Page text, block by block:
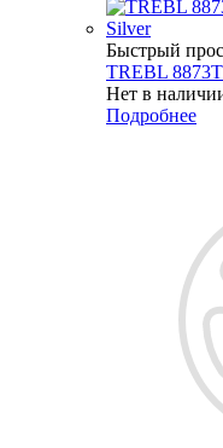
Быстрый
TREBL
Нет в
Подробнее